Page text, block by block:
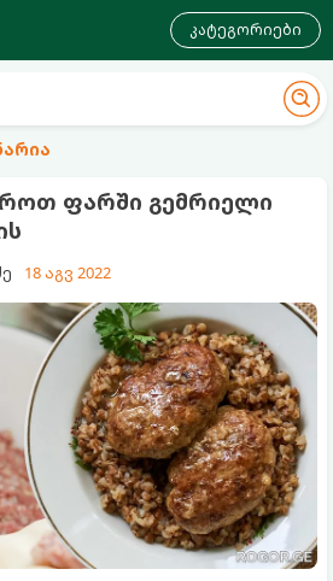
კატეგორიები
ფარში გემრიელი
18 აგვ 2022